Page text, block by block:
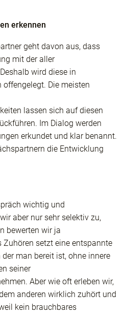
erkennen
geht davon aus, dass
mit der aller
wird diese in
offengelegt. Die meisten
lassen sich auf diesen
Im Dialog werden
erkundet und klar benannt.
die Entwicklung
wichtig und
aber nur sehr selektiv zu,
bewerten wir ja
setzt eine entspannte
man bereit ist, ohne innere
seiner
Aber wie oft erleben wir,
anderen wirklich zuhört und
kein brauchbares